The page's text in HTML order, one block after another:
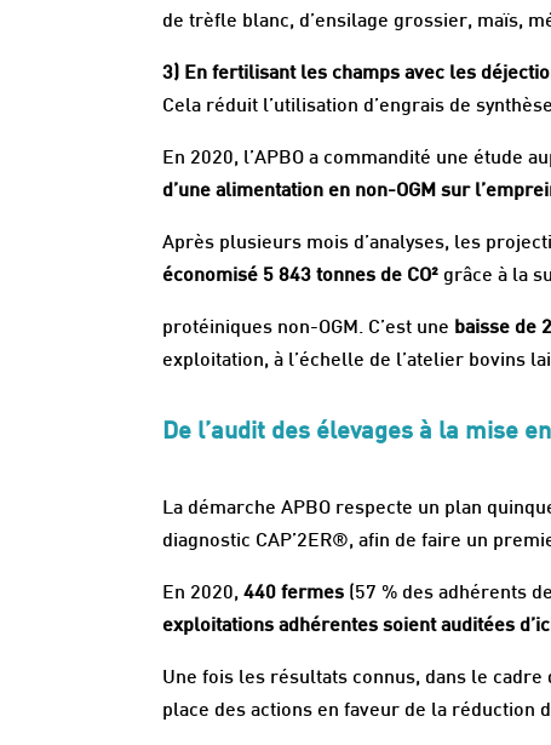
de trèfle blanc, d’ensilage grossier, maïs,
3) En fertilisant les champs avec les
Cela réduit l’utilisation d’engrais de
En 2020, l’APBO a commandité une étude
d’une alimentation en non-OGM sur
Après plusieurs mois d’analyses, les
économisé 5 843 tonnes de CO² grâce à la
protéiniques non-OGM. C’est une baisse de
exploitation, à l’échelle de l’atelier bovins
De l’audit des élevages à la mise
La démarche APBO respecte un plan
diagnostic CAP’2ER®, afin de faire un
En 2020,440 fermes (57 % des adhérents
exploitations adhérentes soient auditées
Une fois les résultats connus, dans le
place des actions en faveur de la réduction